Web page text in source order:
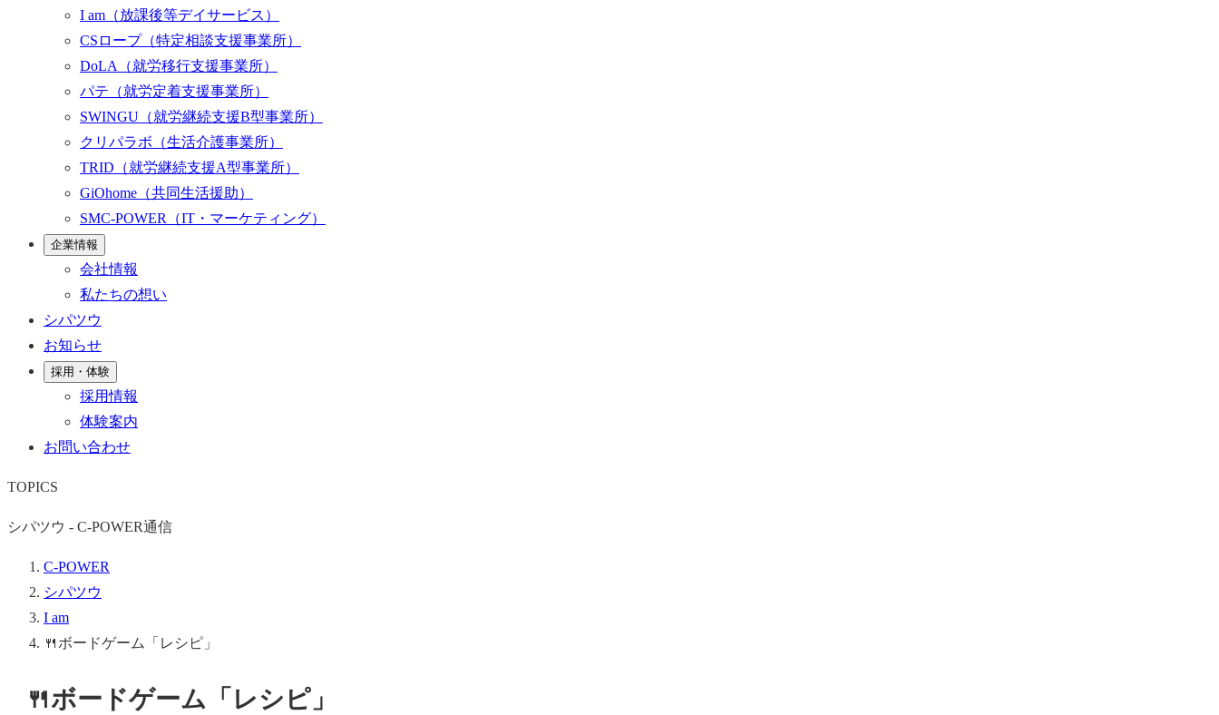
I am （放課後等デイサービス）
CSロープ（特定相談支援事業所）
DoLA
（就労移行支援事業所）
パテ （就労定着支援事業所）
SWINGU （就労継続支援B型事業所）
クリパラボ （生活介護事業所）
TRID （就労継続支援A型事業所）
GiOhome （共同生活援助）
SMC-POWER
（IT・マーケティング）
企業情報
会社情報
私たちの想い
シパツウ
お知らせ
採用・体験
採用情報
体験案内
お問い合わせ
TOPICS
シパツウ - C-POWER通信
C-POWER
シパツウ
I am
🍴ボードゲーム「レシピ」
🍴ボードゲーム「レシピ」